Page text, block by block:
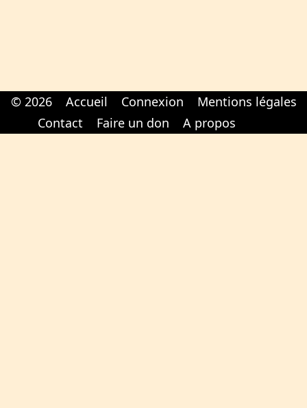
© 2026 Accueil Connexion
Mentions légales
Contact
Faire un don A propos